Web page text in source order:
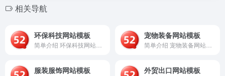
相关导航
环保科技网站模板 宠物装备网站模板
服装服饰网站模板 外贸出口网站模板